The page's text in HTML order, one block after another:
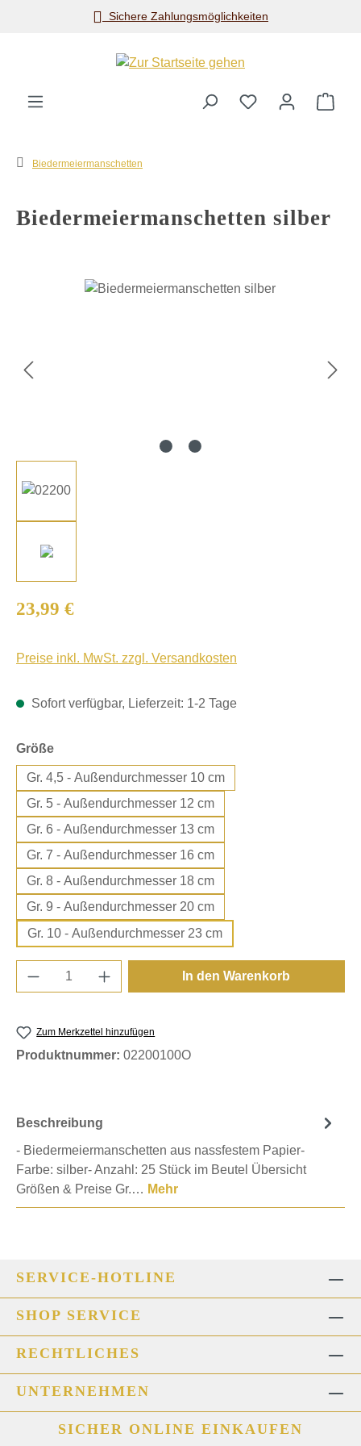
Zum Hauptinhalt springenSichere Zahlungsmöglichkeiten
Biedermeiermanschetten
Biedermeiermanschetten silber
Bildergalerie überspringen
Regulärer Preis:
23,99 €
Preise inkl. MwSt. zzgl. Versandkosten
Sofort verfügbar, Lieferzeit: 1-2 Tage
Größeauswählen
Gr. 4,5 - Außendurchmesser 10 cm
Gr. 5 - Außendurchmesser 12 cm
Gr. 6 - Außendurchmesser 13 cm
Gr. 7 - Außendurchmesser 16 cm
Gr. 8 - Außendurchmesser 18 cm
Gr. 9 - Außendurchmesser 20 cm
Gr. 10 - Außendurchmesser 23 cm
Produkt Anzahl: Gib den gewünschten
In den Warenkorb
Zum Merkzettel hinzufügen
Produktnummer: 02200100O
Beschreibung
- Biedermeiermanschetten aus nassfestem Papier-
Farbe: silber- Anzahl: 25 Stück im Beutel Übersicht
Größen & Preise Gr.… Mehr
SERVICE-HOTLINE
SHOP SERVICE
RECHTLICHES
UNTERNEHMEN
SICHER ONLINE EINKAUFEN